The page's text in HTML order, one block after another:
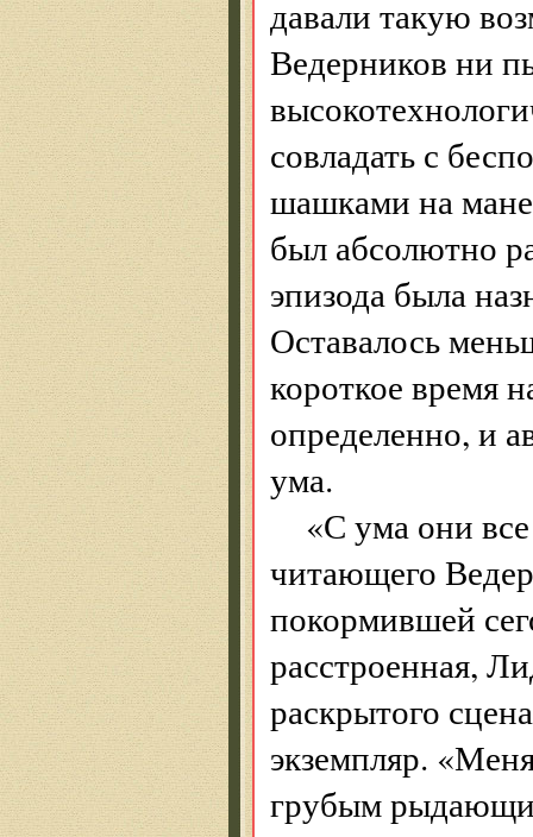
давали такую
Ведерников ни
совладать с
шашками на
был абсолютно
эпизода была
Оставалось
короткое время
определенно, и
ума.
«С ума они
читающего
покормившей
расстроенная,
раскрытого
экземпляр.
грубым